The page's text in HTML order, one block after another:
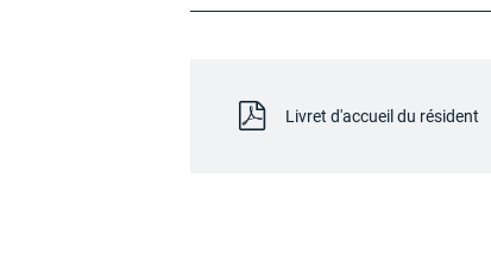
Livret d'accueil du résident